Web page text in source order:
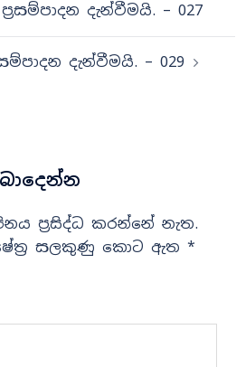
ප්‍රසම්පාදන දැන්වීමයි. – 027
දැන්වීමයි. – 029
ප්‍රසිද්ධ කරන්නේ නැත.
සලකුණු කොට ඇත *